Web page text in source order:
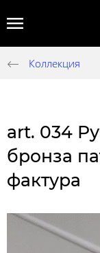
Коллекция
art. 034
бронза
фактура